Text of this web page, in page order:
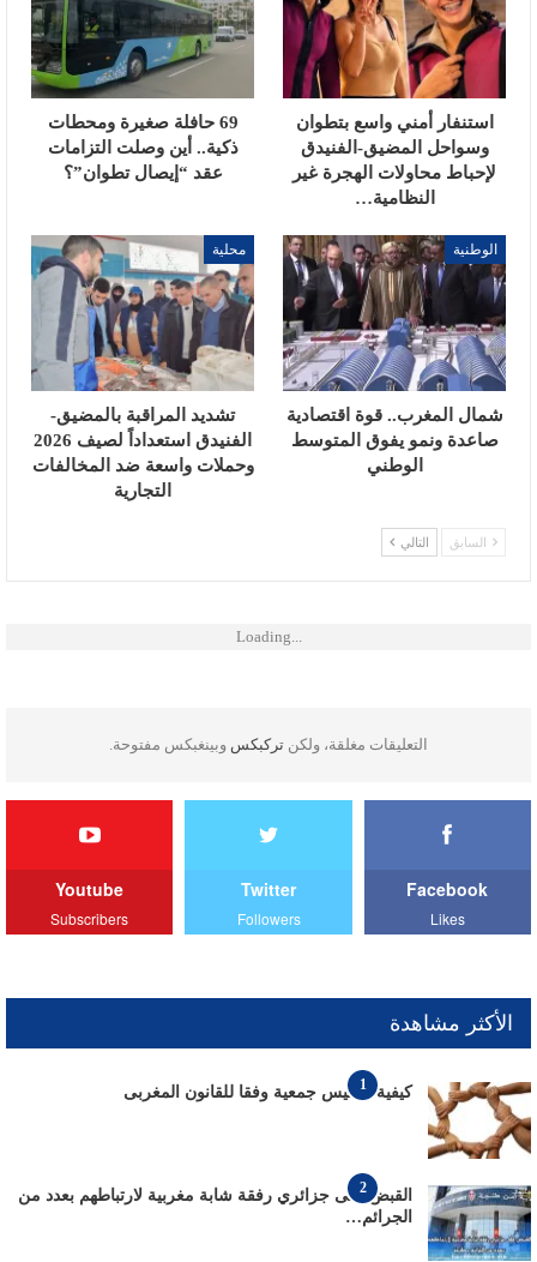
استنفار أمني واسع بتطوان
وسواحل المضيق-الفنيدق
لإحباط محاولات الهجرة غير
النظامية…
69 حافلة صغيرة ومحطات
ذكية.. أين وصلت التزامات
عقد “إيصال تطوان”؟
الوطنية
شمال المغرب.. قوة اقتصادية
صاعدة ونمو يفوق المتوسط
الوطني
محلية
تشديد المراقبة بالمضيق-
الفنيدق استعداداً لصيف 2026
وحملات واسعة ضد المخالفات
التجارية
السابق التالي
Loading...
التعليقات مغلقة، ولكن تركبكس وبينغبكس مفتوحة.
Facebook
Likes
Twitter
Followers
Youtube
Subscribers
الأكثر مشاهدة
1
كيفية تأسيس جمعية وفقا للقانون المغربى
2
القبض على جزائري رفقة شابة مغربية لارتباطهم بعدد من
الجرائم…